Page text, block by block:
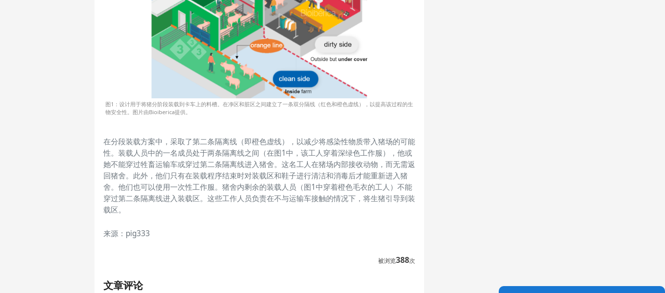
图1：设计用于将猪分阶段装载到卡车上的料槽。在净区和脏区之间建立了一条双分隔线（红色和橙色虚线），以提高该过程的生
物安全性。图片由Bioiberica提供。
在分段装载方案中，采取了第二条隔离线（即橙色虚线），以减少将感染性物质带入猪场的可能
性。装载人员中的一名成员处于两条隔离线之间（在图1中，该工人穿着深绿色工作服），他或
她不能穿过牲畜运输车或穿过第二条隔离线进入猪舍。这名工人在猪场内部接收动物， 而无需返
回猪舍。此外，他们只有在装载程序结束时对装载区和鞋子进行清洁和消毒后才能重新进入猪
舍。他们也可以使用一次性工作服。猪舍内剩余的装载人员（图1中穿着橙色毛衣的工人）不能
穿过第二条隔离线进入装载区。这些工作人员负责在不与运输车接触的情况下，将生猪引导到装
载区。
来源：pig333
被浏览388次
文章评论